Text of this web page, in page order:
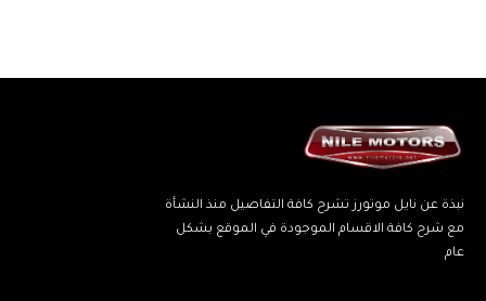
نبذة عن نايل موتورز تشرح كافة التفاصيل منذ النشأة
مع شرح كافة الاقسام الموجودة في الموقع بشكل
عام